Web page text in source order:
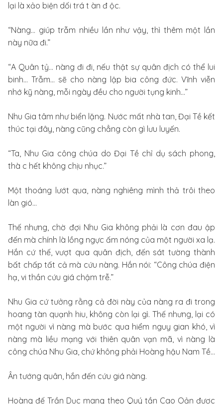
lại là xảo biện dối trá t àn đ ộc.
“Nàng… giúp trẫm nhiều lần như vậy, thì thêm một lần
này nữa đi.”
“A Quân tỷ… nàng đi đi, nếu thật sự quân địch có thể lui
binh… Trẫm… sẽ cho nàng lập bia công đức. Vĩnh viễn
nhớ kỹ nàng, mỗi ngày đều cho người tụng kinh…”
Nhu Gia tâm như biển lặng. Nước mất nhà tan, Đại Tề kết
thúc tại đây, nàng cũng chẳng còn gì lưu luyến.
“Ta, Nhu Gia công chúa do Đại Tề chỉ dụ sách phong,
thà c hết không chịu nhục.”
Một thoáng lướt qua, nàng nghiêng mình thả trôi theo
làn gió…
Thế nhưng, chờ đợi Nhu Gia không phải là cơn đau ập
đến mà chính là lồng ngực ấm nóng của một người xa lạ.
Hắn cứ thế, vượt qua quân địch, đến sát tường thành
bất chấp tất cả mà cứu nàng. Hắn nói: “Công chúa điện
hạ, vi thần cứu giá chậm trễ.”
Nhu Gia cứ tưởng rằng cả đời này của nàng ra đi trong
hoang tàn quạnh hiu, không còn lại gì. Thế nhưng, lại có
một người vì nàng mà bước qua hiểm nguy gian khó, vì
nàng mà liều mạng với thiên quân vạn mã, vì nàng là
công chúa Nhu Gia, chứ không phải Hoàng hậu Nam Tề…
Ân tướng quân, hắn đến cứu giá nàng.
Hoàng đế Trần Dục mang theo Quý tần Cao Oản được